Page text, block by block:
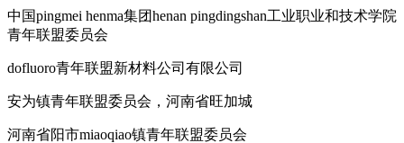
中国pingmei henma集团henan pingdingshan工业职业和技术学院
青年联盟委员会
dofluoro青年联盟新材料公司有限公司
安为镇青年联盟委员会，河南省旺加城
河南省阳市miaoqiao镇青年联盟委员会